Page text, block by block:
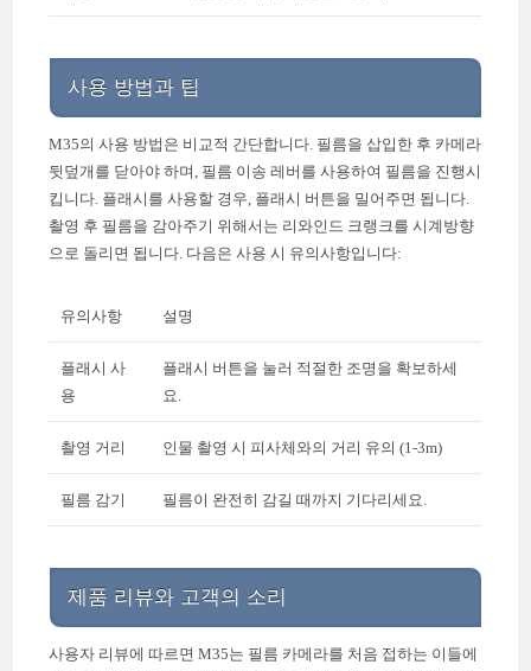
사용 방법과 팁
M35의 사용 방법은 비교적 간단합니다. 필름을 삽입한 후 카메라
뒷덮개를 닫아야 하며, 필름 이송 레버를 사용하여 필름을 진행시
킵니다. 플래시를 사용할 경우, 플래시 버튼을 밀어주면 됩니다.
촬영 후 필름을 감아주기 위해서는 리와인드 크랭크를 시계방향
으로 돌리면 됩니다. 다음은 사용 시 유의사항입니다:
유의사항 설명
플래시 사
용
플래시 버튼을 눌러 적절한 조명을 확보하세
요.
촬영 거리 인물 촬영 시 피사체와의 거리 유의 (1-3m)
필름 감기 필름이 완전히 감길 때까지 기다리세요.
제품 리뷰와 고객의 소리
사용자 리뷰에 따르면 M35는 필름 카메라를 처음 접하는 이들에